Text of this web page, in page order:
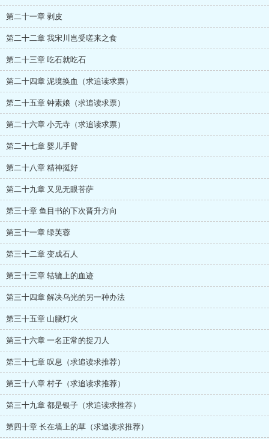
第二十一章 剥皮
第二十二章 我宋川岂受嗟来之食
第二十三章 吃石就吃石
第二十四章 泥境换血（求追读求票）
第二十五章 钟素娘（求追读求票）
第二十六章 小无寺（求追读求票）
第二十七章 婴儿手臂
第二十八章 精神挺好
第二十九章 又见无眼菩萨
第三十章 鱼目书的下次晋升方向
第三十一章 绿芙蓉
第三十二章 变成石人
第三十三章 轱辘上的血迹
第三十四章 解决乌光的另一种办法
第三十五章 山腰灯火
第三十六章 一名正常的捉刀人
第三十七章 叹息（求追读求推荐）
第三十八章 村子（求追读求推荐）
第三十九章 都是银子（求追读求推荐）
第四十章 长在墙上的草（求追读求推荐）